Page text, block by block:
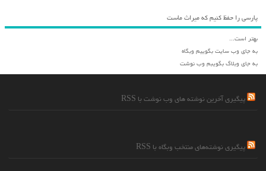
پارسی را حفظ کنیم که میراث ماست
بهتر است...
به جای وب سایت بگوییم وبگاه
به جای وبلاگ بگویبم وب نوشت
پیگیری آخرین نوشته های وب نوشت با RSS
پیگیری نوشته‌های منتخب وبگاه با RSS